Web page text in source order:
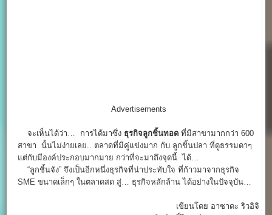
Advertisements
จะเห็นได้ว่า… การได้มาซึ่ง ธุรกิจลูกชิ้นทอด ที่มีสาขามากกว่า 600
สาขา นั้นไม่ง่ายเลย.. ตลาดที่มีคู่แข่งมาก กับ ลูกชิ้นปลา ที่ดูธรรมดาๆ
แต่กับมีองค์ประกอบมากมาย กว่าที่จะมาถึงจุดนี้ ได้…
“ลูกชิ้นจัง” จึงเป็นอีกหนึ่งธุรกิจที่น่าประทับใจ ที่ก้าวมาจากธุรกิจ
SME ขนาดเล็กๆ ในตลาดสด สู่… ธุรกิจหลักล้าน ได้อย่างในปัจจุบัน…
เขียนโดย อาซาดะ ริวอิจิ